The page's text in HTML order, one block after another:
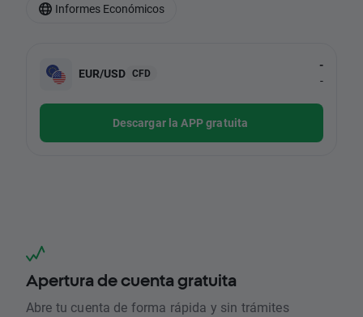
EUR/USD CFD
-
-
Descargar la APP gratuita
Apertura de cuenta gratuita
Abre tu cuenta de forma rápida y sin trámites
Informes Económicos